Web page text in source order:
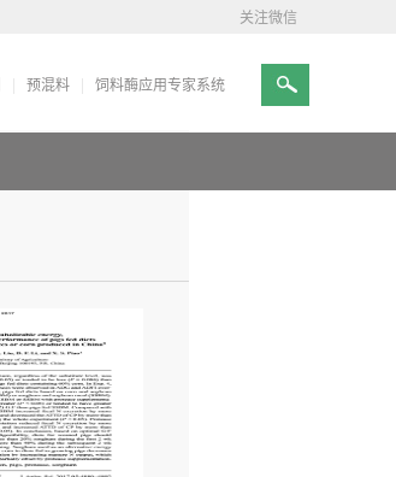
预混料 饲料酶应用专家系统
关注微信